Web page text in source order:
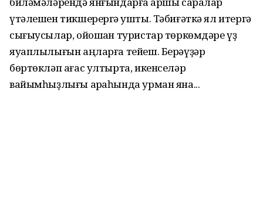
үтәлешен тикшерергә ҡушты. Тәбиғәткә ял итергә
сығыусылар, ойошҡан туристар төркөмдәре үҙ
яуаплылығын аңларға тейеш. Берәүҙәр
бөртөкләп ағас ултырта, икенселәр
вайымһыҙлығы арҡаһында урман яна...